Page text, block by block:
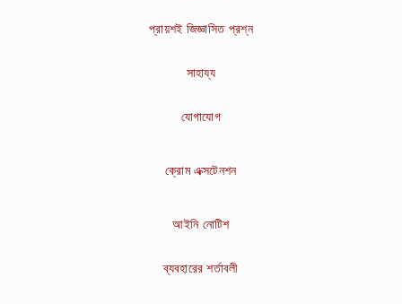
প্রায়শই জিজ্ঞাসিত প্রশ্ন
সাহায্য
যোগাযোগ
ক্রোম এক্সটেনশন
আইনি নোটিশ
ব্যবহারের শর্তাবলী